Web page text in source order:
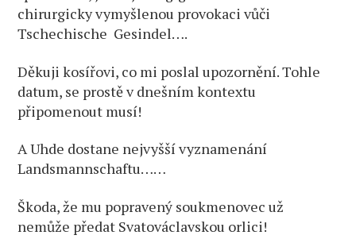
chirurgicky vymyšlenou provokaci vůči
Tschechische Gesindel….
Děkuji kosířovi, co mi poslal upozornění. Tohle
datum, se prostě v dnešním kontextu
připomenout musí!
A Uhde dostane nejvyšší vyznamenání
Landsmannschaftu……
Škoda, že mu popravený soukmenovec už
nemůže předat Svatováclavskou orlici!